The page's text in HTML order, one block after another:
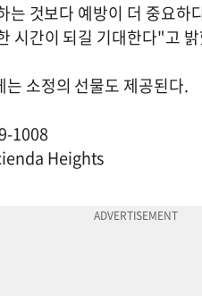
는 것보다 예방이 더 중요
시간이 되길 기대한다"고
소정의 선물도 제공된다.
1008
Heights